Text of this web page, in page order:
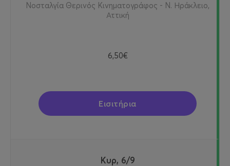
Νοσταλγία Θερινός Κινηματογράφος - Ν. Ηράκλειο,
Αττική
6,50€
Εισιτήρια
Κυρ, 6/9